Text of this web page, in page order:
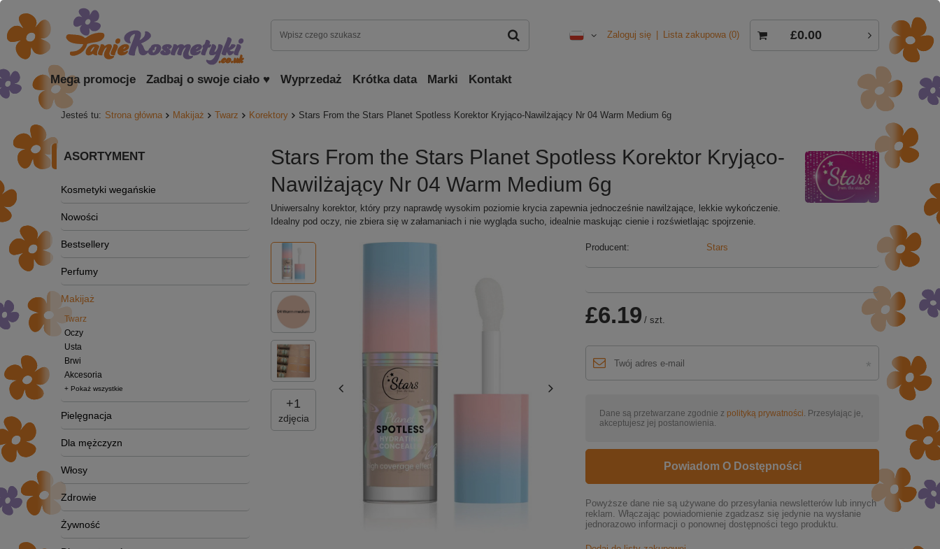
Zaloguj się Lista zakupowa 0 £0.00
Mega promocje Zadbaj o swoje ciało ♥ Wyprzedaż Krótka data Marki Kontakt
Jesteś tu: Strona główna Makijaż Twarz Korektory Stars From the Stars Planet Spotless Korektor Kryjąco-Nawilżający Nr 04 Warm Medium 6g
ASORTYMENT
Kosmetyki wegańskie
Nowości
Bestsellery
Perfumy
Makijaż
Twarz
Oczy
Usta
Brwi
Akcesoria
+ Pokaż wszystkie
Pielęgnacja
Dla mężczyzn
Włosy
Zdrowie
Żywność
Stars From the Stars Planet Spotless Korektor Kryjąco-
Nawilżający Nr 04 Warm Medium 6g
Uniwersalny korektor, który przy naprawdę wysokim poziomie krycia zapewnia jednocześnie nawilżające, lekkie wykończenie.
Idealny pod oczy, nie zbiera się w załamaniach i nie wygląda sucho, idealnie maskując cienie i rozświetlając spojrzenie.
+1
zdjęcia
Producent: Stars
£6.19 / szt.
Dane są przetwarzane zgodnie z polityką prywatności . Przesyłając je,
akceptujesz jej postanowienia.
Powiadom O Dostępności
Powyższe dane nie są używane do przesyłania newsletterów lub innych
reklam. Włączając powiadomienie zgadzasz się jedynie na wysłanie
jednorazowo informacji o ponownej dostępności tego produktu.